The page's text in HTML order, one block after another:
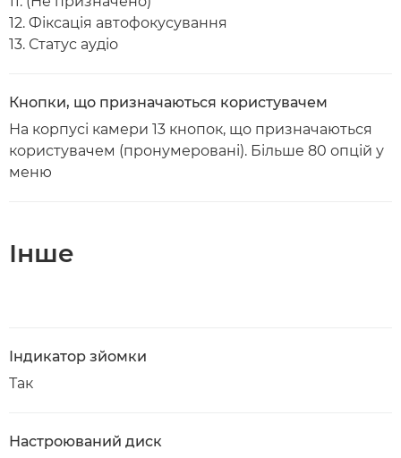
12. Фіксація автофокусування
13. Статус аудіо
Кнопки, що призначаються користувачем
На корпусі камери 13 кнопок, що призначаються
користувачем (пронумеровані). Більше 80 опцій у
меню
Інше
Індикатор зйомки
Так
Настроюваний диск